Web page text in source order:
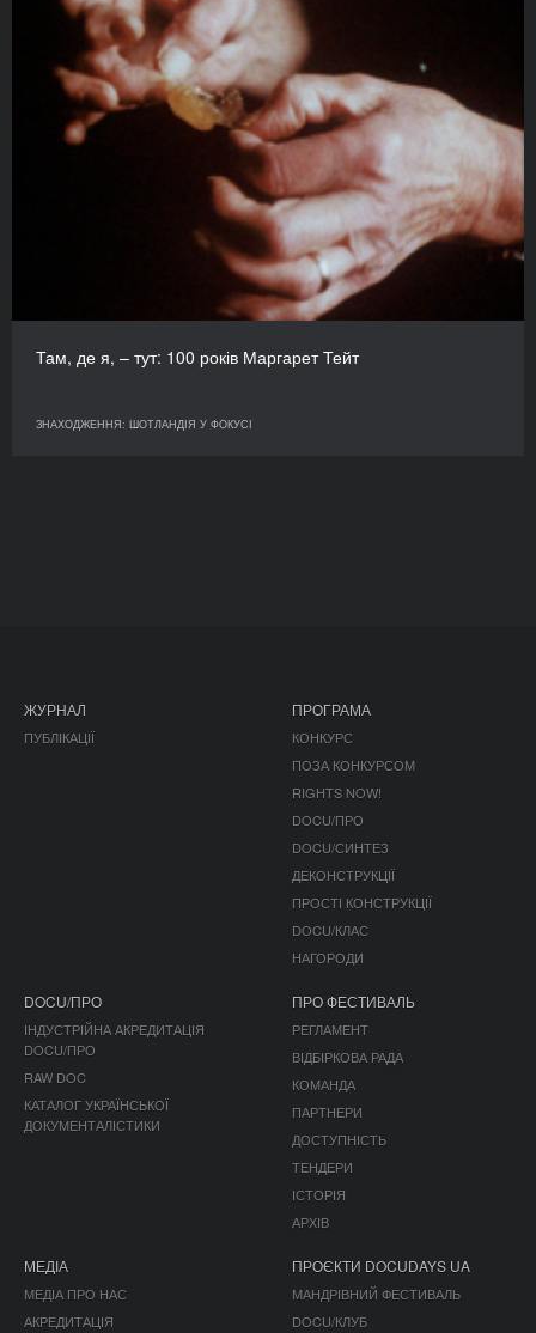
Там, де я, – тут: 100 років Маргарет Тейт
ЗНАХОДЖЕННЯ: ШОТЛАНДІЯ У ФОКУСІ
ЖУРНАЛ
ПУБЛІКАЦІЇ
ПРОГРАМА
КОНКУРС
ПОЗА КОНКУРСОМ
RIGHTS NOW!
DOCU/ПРО
DOCU/СИНТЕЗ
ДЕКОНСТРУКЦІЇ
ПРОСТІ КОНСТРУКЦІЇ
DOCU/КЛАС
НАГОРОДИ
DOCU/ПРО
ІНДУСТРІЙНА АКРЕДИТАЦІЯ
DOCU/ПРО
RAW DOC
КАТАЛОГ УКРАЇНСЬКОЇ
ДОКУМЕНТАЛІСТИКИ
ПРО ФЕСТИВАЛЬ
РЕГЛАМЕНТ
ВІДБІРКОВА РАДА
КОМАНДА
ПАРТНЕРИ
ДОСТУПНІСТЬ
ТЕНДЕРИ
ІСТОРІЯ
АРХІВ
МЕДІА
МЕДІА ПРО НАС
АКРЕДИТАЦІЯ
ПРОЄКТИ DOCUDAYS UA
МАНДРІВНИЙ ФЕСТИВАЛЬ
DOCU/КЛУБ